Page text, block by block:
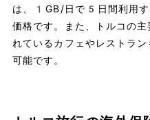
は、1GB/日で5日間利用
価格です。また、トルコの
れているカフェやレストラ
可能です。